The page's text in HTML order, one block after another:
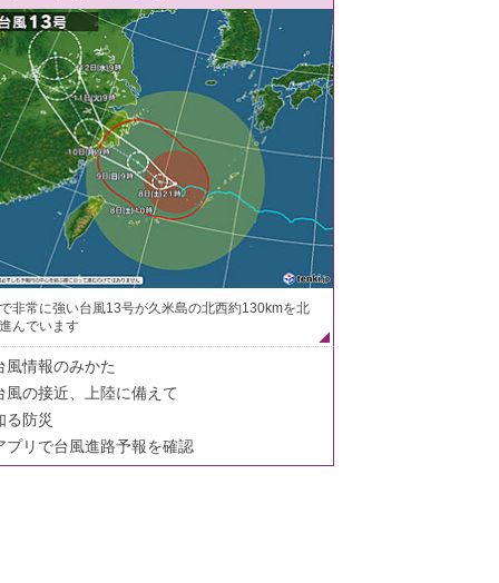
非常に強い台風13号が久米島の北西約130kmを北
んでいます
風情報のみかた
風の接近、上陸に備えて
る防災
プリで台風進路予報を確認